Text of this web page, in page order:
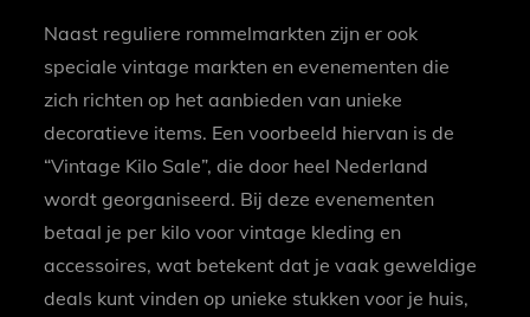
Naast reguliere rommelmarkten zijn er ook
speciale vintage markten en evenementen die
zich richten op het aanbieden van unieke
decoratieve items. Een voorbeeld hiervan is de
“Vintage Kilo Sale”, die door heel Nederland
wordt georganiseerd. Bij deze evenementen
betaal je per kilo voor vintage kleding en
accessoires, wat betekent dat je vaak geweldige
deals kunt vinden op unieke stukken voor je huis,